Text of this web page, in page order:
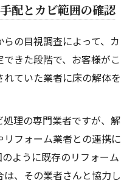
配とカビ範囲の確認
の目視調査によって、カ
きた段階で、お客様がこ
ていた業者に床の解体を
理の専門業者ですが、解
フォーム業者との連携に
ように既存のリフォーム
、その業者さんと協力し